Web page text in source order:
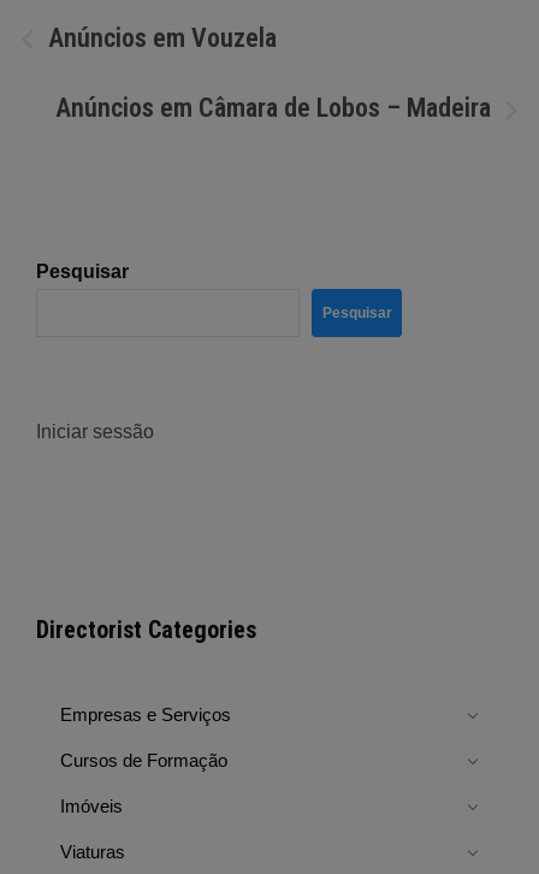
Navegação
de
Anúncios em Vouzela
Anúncios em Câmara de Lobos – Madeira
Pesquisar
Pesquisar
Iniciar sessão
Directorist Categories
Empresas e Serviços
Cursos de Formação
Imóveis
Viaturas